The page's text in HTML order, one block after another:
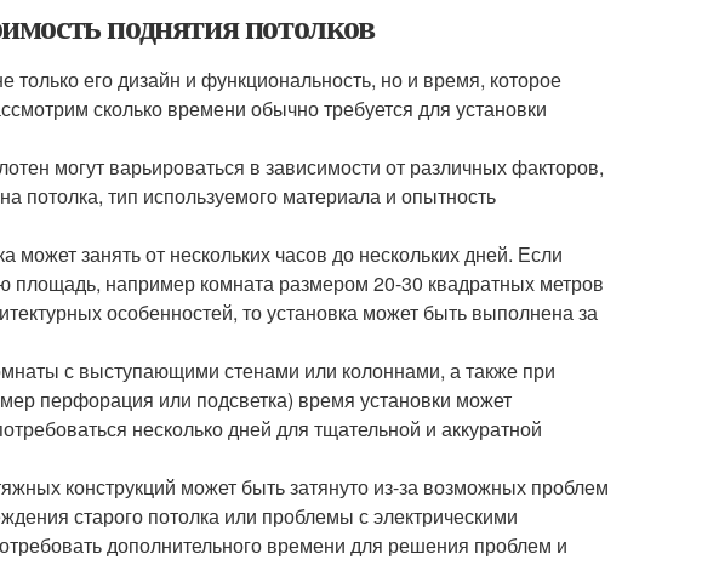
поднятия потолков
его дизайн и функциональность, но и время, которое
сколько времени обычно требуется для установки
могут варьироваться в зависимости от различных факторов,
потолка, тип используемого материала и опытность
может занять от нескольких часов до нескольких дней. Если
например комната размером 20-30 квадратных метров
особенностей, то установка может быть выполнена за
с выступающими стенами или колоннами, а также при
перфорация или подсветка) время установки может
несколько дней для тщательной и аккуратной
конструкций может быть затянуто из-за возможных проблем
старого потолка или проблемы с электрическими
дополнительного времени для решения проблем и